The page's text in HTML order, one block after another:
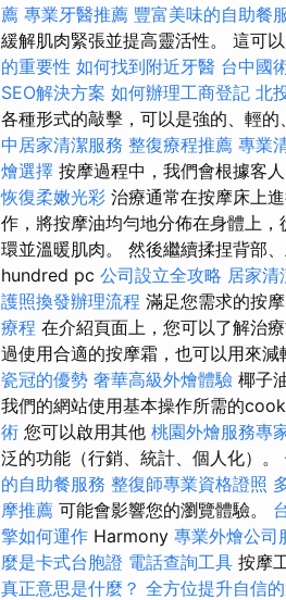
薦 專業牙醫推薦 豐富美味的自助餐
緩解肌肉緊張並提高靈活性。 這可
的重要性 如何找到附近牙醫 台中國
SEO解決方案 如何辦理工商登記 北
各種形式的敲擊，可以是強的、輕的
中居家清潔服務 整復療程推薦 專業
燴選擇 按摩過程中，我們會根據客
恢復柔嫩光彩 治療通常在按摩床上
作，將按摩油均勻地分佈在身體上
環並溫暖肌肉。 然後繼續揉捏背部
hundred pc 公司設立全攻略 居家清
護照換發辦理流程 滿足您需求的按摩
療程 在介紹頁面上，您可以了解治
過使用合適的按摩霜，也可以用來
瓷冠的優勢 奢華高級外燴體驗 椰子
我們的網站使用基本操作所需的
術 您可以啟用其他 桃園外燴服務專
泛的功能（行銷、統計、個人化）
的自助餐服務 整復師專業資格證照
摩推薦 可能會影響您的瀏覽體驗。
擎如何運作 Harmony 專業外燴公司
麼是卡式台胞證 電話查詢工具 按摩
真正意思是什麼？ 全方位提升自信